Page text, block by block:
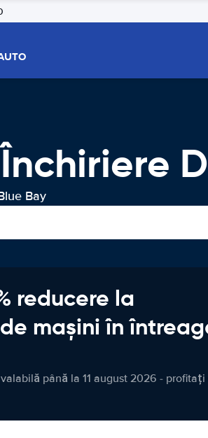
Bay
reducere la
mașini în
până la 11 august 2026 - profitați